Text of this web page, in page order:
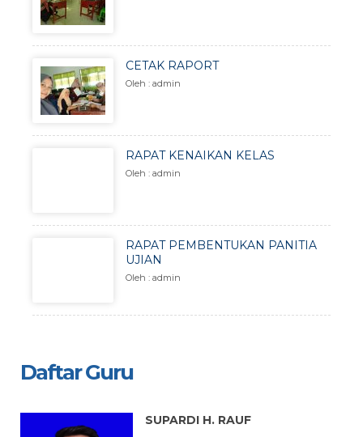
CETAK RAPORT
Oleh : admin
RAPAT KENAIKAN KELAS
Oleh : admin
RAPAT PEMBENTUKAN PANITIA
UJIAN
Oleh : admin
Daftar Guru
SUPARDI H. RAUF